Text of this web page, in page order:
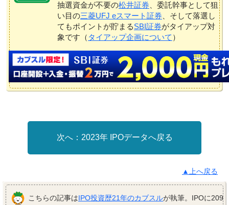
抽選資金が不要の松井証券 、委託幹事として狙
い目の三菱UFJ eスマート証券 、そして落選し
てもポイントが貯まるSBI証券がタイアップ対
象です（ タイアップ企画について ）
2023年 IPOデータへ戻る
▲上へ戻る
こちらの記事はIPO投資歴21年のカブスルが執筆。IPOに209